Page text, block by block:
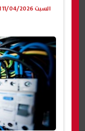
السبت 11/04/2026 07:51 م